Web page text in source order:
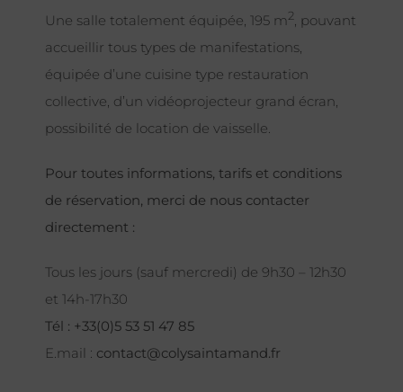
Une salle totalement équipée, 195 m2, pouvant
accueillir tous types de manifestations,
équipée d’une cuisine type restauration
collective, d’un vidéoprojecteur grand écran,
possibilité de location de vaisselle.
Pour toutes informations, tarifs et conditions
de réservation, merci de nous contacter
directement :
Tous les jours (sauf mercredi) de 9h30 – 12h30
et 14h-17h30
Tél : +33(0)5 53 51 47 85
E.mail : contact@colysaintamand.fr